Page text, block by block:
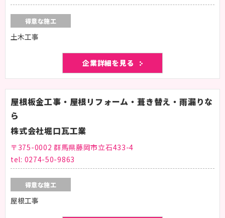
得意な施工
土木工事
企業詳細を見る
屋根板金工事・屋根リフォーム・葺き替え・雨漏りな
ら
株式会社堀口瓦工業
〒375-0002 群馬県藤岡市立石433-4
tel: 0274-50-9863
得意な施工
屋根工事